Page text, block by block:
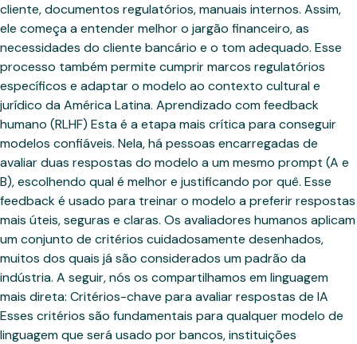
cliente, documentos regulatórios, manuais internos. Assim,
ele começa a entender melhor o jargão financeiro, as
necessidades do cliente bancário e o tom adequado. Esse
processo também permite cumprir marcos regulatórios
específicos e adaptar o modelo ao contexto cultural e
jurídico da América Latina. Aprendizado com feedback
humano (RLHF) Esta é a etapa mais crítica para conseguir
modelos confiáveis. Nela, há pessoas encarregadas de
avaliar duas respostas do modelo a um mesmo prompt (A e
B), escolhendo qual é melhor e justificando por quê. Esse
feedback é usado para treinar o modelo a preferir respostas
mais úteis, seguras e claras. Os avaliadores humanos aplicam
um conjunto de critérios cuidadosamente desenhados,
muitos dos quais já são considerados um padrão da
indústria. A seguir, nós os compartilhamos em linguagem
mais direta: Critérios-chave para avaliar respostas de IA
Esses critérios são fundamentais para qualquer modelo de
linguagem que será usado por bancos, instituições